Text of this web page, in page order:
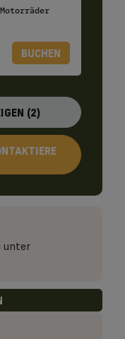
BUCHEN
(2)
unter